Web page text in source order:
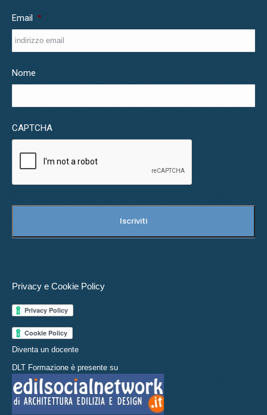
Email *
Nome
CAPTCHA
Privacy e Cookie Policy
Diventa un docente
DLT Formazione è presente su